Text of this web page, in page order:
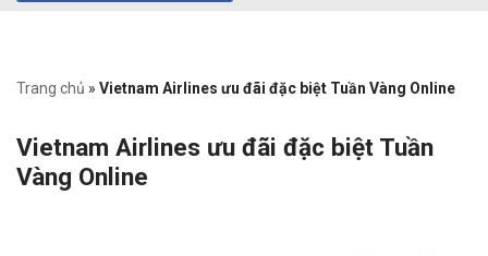
Trang chủ » Vietnam Airlines ưu đãi đặc biệt Tuần Vàng Online
Vietnam Airlines ưu đãi đặc biệt Tuần
Vàng Online